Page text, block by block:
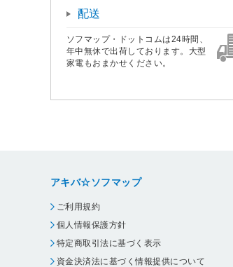
配送
ソフマップ・ドットコムは24時間、
年中無休で出荷しております。大型
家電もおまかせください。
アキバ☆ソフマップ
ご利用規約
個人情報保護方針
特定商取引法に基づく表示
資金決済法に基づく情報提供について